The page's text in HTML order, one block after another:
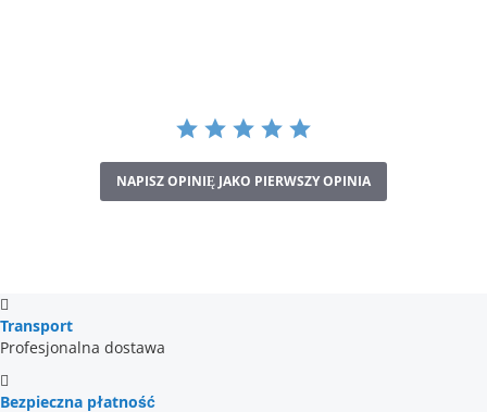
NAPISZ OPINIĘ JAKO PIERWSZY OPINIA
Transport
Profesjonalna dostawa
Bezpieczna płatność